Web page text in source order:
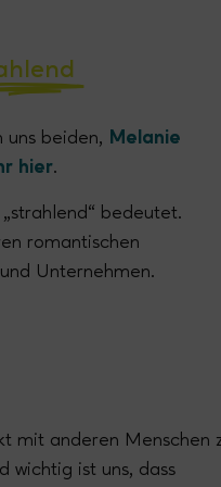
beiden, Melanie
hier.
bedeutet.
romantischen
Unternehmen.
mit anderen Menschen
wichtig ist uns, dass